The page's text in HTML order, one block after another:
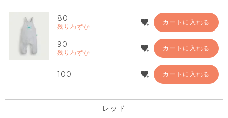
80
残りわずか
カートに入れる
90
残りわずか
カートに入れる
100 カートに入れる
レッド